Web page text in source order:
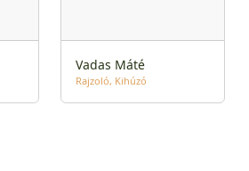
Vadas Máté
Rajzoló Kihúzó